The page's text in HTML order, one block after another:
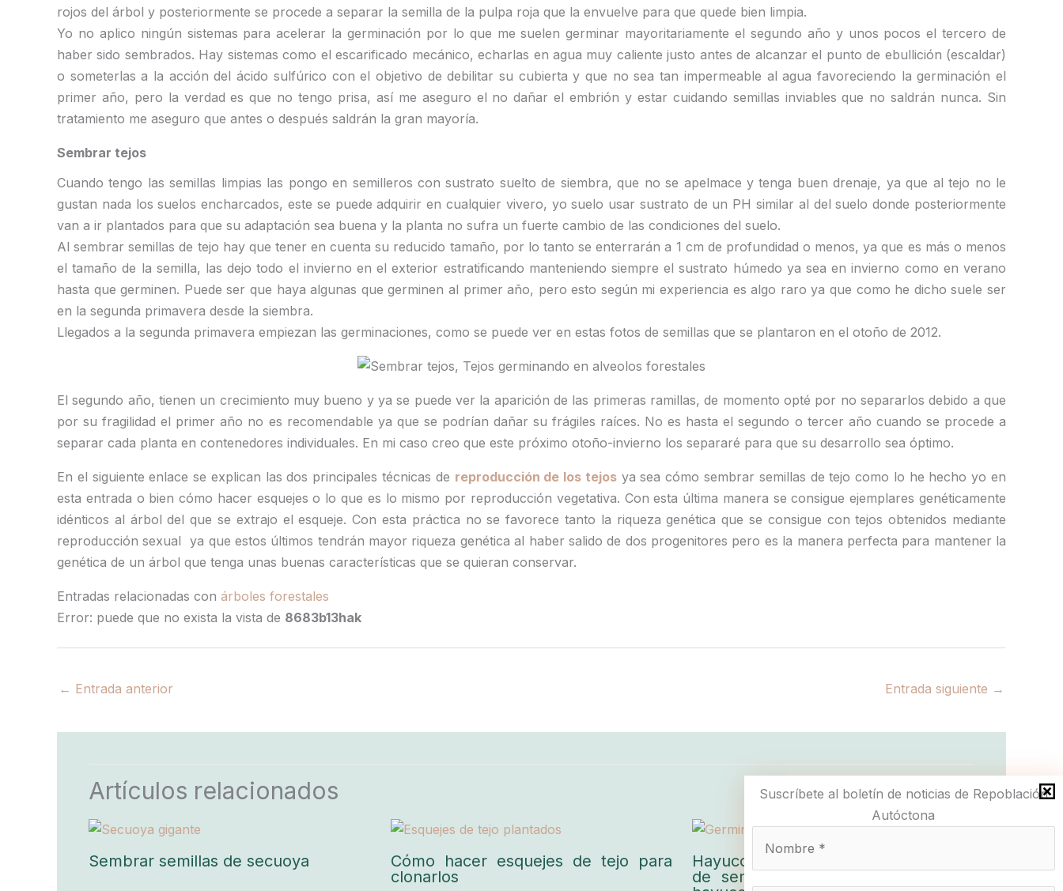
rojos del árbol y posteriormente se procede a separar la semilla de la pulpa roja que la envuelve para que quede bien limpia.
Yo no aplico ningún sistemas para acelerar la germinación por lo que me suelen germinar mayoritariamente el segundo año y unos pocos el tercero de
haber sido sembrados. Hay sistemas como el escarificado mecánico, echarlas en agua muy caliente justo antes de alcanzar el punto de ebullición (escaldar)
o someterlas a la acción del ácido sulfúrico con el objetivo de debilitar su cubierta y que no sea tan impermeable al agua favoreciendo la germinación el
primer año, pero la verdad es que no tengo prisa, así me aseguro el no dañar el embrión y estar cuidando semillas inviables que no saldrán nunca. Sin
tratamiento me aseguro que antes o después saldrán la gran mayoría.
Sembrar tejos
Cuando tengo las semillas limpias las pongo en semilleros con sustrato suelto de siembra, que no se apelmace y tenga buen drenaje, ya que al tejo no le
gustan nada los suelos encharcados, este se puede adquirir en cualquier vivero, yo suelo usar sustrato de un PH similar al del suelo donde posteriormente
van a ir plantados para que su adaptación sea buena y la planta no sufra un fuerte cambio de las condiciones del suelo.
Al sembrar semillas de tejo hay que tener en cuenta su reducido tamaño, por lo tanto se enterrarán a 1 cm de profundidad o menos, ya que es más o menos
el tamaño de la semilla, las dejo todo el invierno en el exterior estratificando manteniendo siempre el sustrato húmedo ya sea en invierno como en verano
hasta que germinen. Puede ser que haya algunas que germinen al primer año, pero esto según mi experiencia es algo raro ya que como he dicho suele ser
en la segunda primavera desde la siembra.
Llegados a la segunda primavera empiezan las germinaciones, como se puede ver en estas fotos de semillas que se plantaron en el otoño de 2012.
El segundo año, tienen un crecimiento muy bueno y ya se puede ver la aparición de las primeras ramillas, de momento opté por no separarlos debido a que
por su fragilidad el primer año no es recomendable ya que se podrían dañar su frágiles raíces. No es hasta el segundo o tercer año cuando se procede a
separar cada planta en contenedores individuales. En mi caso creo que este próximo otoño-invierno los separaré para que su desarrollo sea óptimo.
En el siguiente enlace se explican las dos principales técnicas de reproducción de los tejosya sea cómo sembrar semillas de tejo como lo he hecho yo en
esta entrada o bien cómo hacer esquejes o lo que es lo mismo por reproducción vegetativa. Con esta última manera se consigue ejemplares genéticamente
idénticos al árbol del que se extrajo el esqueje. Con esta práctica no se favorece tanto la riqueza genética que se consigue con tejos obtenidos mediante
reproducción sexual ya que estos últimos tendrán mayor riqueza genética al haber salido de dos progenitores pero es la manera perfecta para mantener la
genética de un árbol que tenga unas buenas características que se quieran conservar.
Entradas relacionadas con árboles forestales
Error: puede que no exista la vista de 8683b13hak
Suscríbete al boletín de noticias de Repoblación
Autóctona
← Entrada anterior Entrada siguiente →
Artículos relacionados
Sembrar semillas de secuoya
Cómo hacer esquejes de tejo para
clonarlos
Hayucos, recolección y germinación
de semillas de haya (Problema de